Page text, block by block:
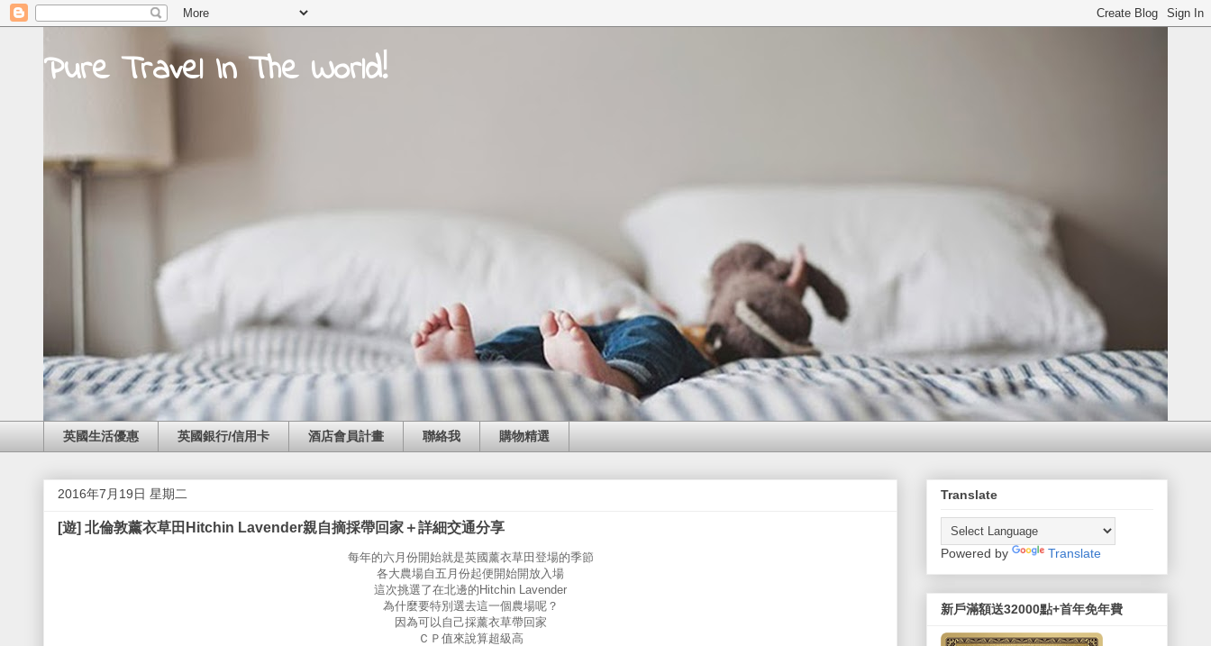
Pure Travel In The World!
英國生活優惠 英國銀行/信用卡 酒店會員計畫 聯絡我 購物精選
2016年7月19日 星期二
[遊] 北倫敦薰衣草田Hitchin Lavender親自摘採帶回家＋詳細交通分享
每年的六月份開始就是英國薰衣草田登場的季節
各大農場自五月份起便開始開放入場
這次挑選了在北邊的Hitchin Lavender
為什麼要特別選去這一個農場呢？
因為可以自己採薰衣草帶回家
ＣＰ值來說算超級高
Translate
Powered by Translate
新戶滿額送32000點+首年免年費